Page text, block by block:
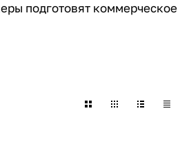
подготовят коммерческое